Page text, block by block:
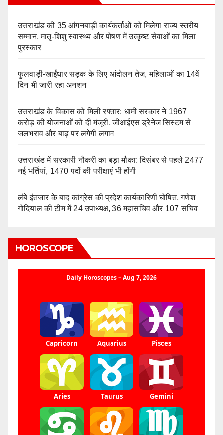
उत्तराखंड की 35 आंगनबाड़ी कार्यकर्ताओं को मिलेगा राज्य स्तरीय
सम्मान, मातृ-शिशु स्वास्थ्य और पोषण में उत्कृष्ट सेवाओं का मिला
पुरस्कार
फुलवाड़ी-खाईंधार सड़क के लिए आंदोलन तेज, महिलाओं का 14वें
दिन भी जारी रहा अनशन
उत्तराखंड के विकास को मिली रफ्तार: धामी सरकार ने 1967
करोड़ की योजनाओं को दी मंजूरी, जीआईएस ड्रेनेज सिस्टम से
जलभराव और बाढ़ पर लगेगी लगाम
उत्तराखंड में सरकारी नौकरी का बड़ा मौका: दिसंबर से पहले 2477
नई भर्तियां, 1470 पदों की परीक्षाएं भी होंगी
लंबे इंतजार के बाद कांग्रेस की प्रदेश कार्यकारिणी घोषित, गणेश
गोदियाल की टीम में 24 उपाध्यक्ष, 36 महासचिव और 107 सचिव
HOROSCOPE